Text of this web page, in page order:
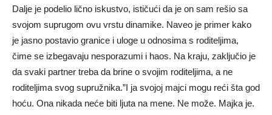
Dalje je podelio lično iskustvo, ističući da je on sam rešio sa
svojom suprugom ovu vrstu dinamike. Naveo je primer kako
je jasno postavio granice i uloge u odnosima s roditeljima,
čime se izbegavaju nesporazumi i haos. Na kraju, zaključio je
da svaki partner treba da brine o svojim roditeljima, a ne
roditeljima svog supružnika.”I ja svojoj majci mogu reći šta god
hoću. Ona nikada neće biti ljuta na mene. Ne može. Majka je.